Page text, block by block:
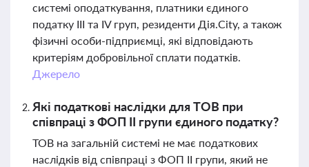
системі оподаткування, платники єдиного
податку III та IV груп, резиденти Дія.City, а також
фізичні особи-підприємці, які відповідають
критеріям добровільної сплати податків.
Джерело
Які податкові наслідки для ТОВ при
співпраці з ФОП II групи єдиного податку?
ТОВ на загальній системі не має податкових
наслідків від співпраці з ФОП II групи, який не